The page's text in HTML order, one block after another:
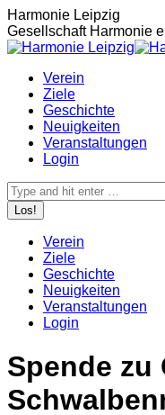
Zum
Inhalt
springen
Harmonie Leipzig
Gesellschaft Harmonie
Verein
Ziele
Geschichte
Neuigkeiten
Veranstaltungen
Login
Search:
Verein
Ziele
Geschichte
Neuigkeiten
Veranstaltungen
Login
Spende zu